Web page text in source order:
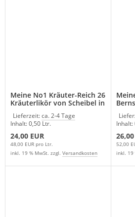
Meine No1 Kräuter-Reich 26
Kräuterlikör von Scheibel in
Lieferzeit:ca. 2-4 Tage
Inhalt: 0,50 Ltr.
24,00 EUR
48,00 EUR pro Ltr.
inkl. 19 % MwSt. zzgl. Versandkosten
Inhalt:
52,00
inkl. 19